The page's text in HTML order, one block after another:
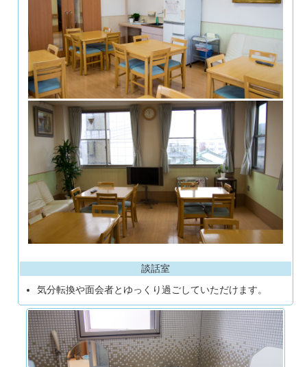
談話室
気分転換や面会者とゆっくり過ごしていただけます。